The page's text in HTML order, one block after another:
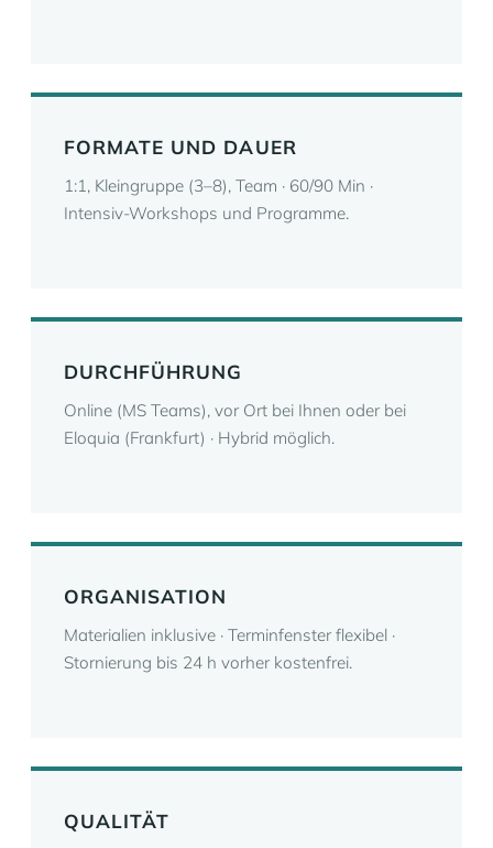
FORMATE UND DAUER
1:1, Kleingruppe (3–8), Team · 60/90 Min ·
Intensiv-Workshops und Programme.
DURCHFÜHRUNG
Online (MS Teams), vor Ort bei Ihnen oder bei
Eloquia (Frankfurt) · Hybrid möglich.
ORGANISATION
Materialien inklusive · Terminfenster flexibel ·
Stornierung bis 24 h vorher kostenfrei.
QUALITÄT